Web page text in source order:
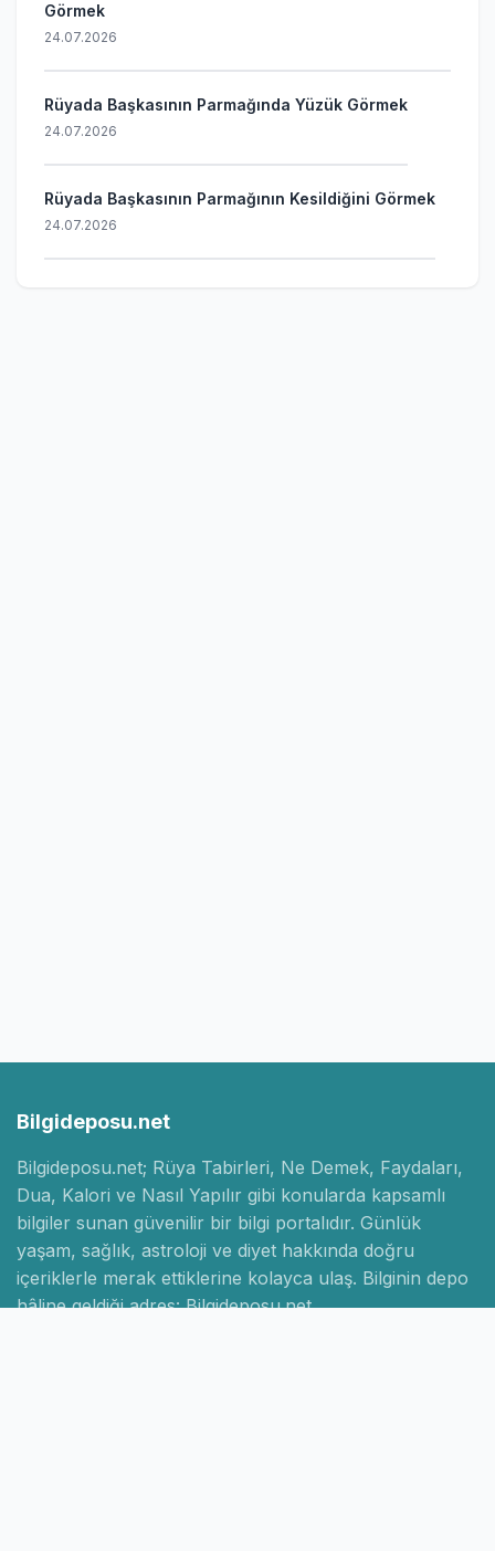
Görmek
24.07.2026
Rüyada Başkasının Parmağında Yüzük Görmek
24.07.2026
Rüyada Başkasının Parmağının Kesildiğini Görmek
24.07.2026
Bilgideposu.net
Bilgideposu.net; Rüya Tabirleri, Ne Demek, Faydaları,
Dua, Kalori ve Nasıl Yapılır gibi konularda kapsamlı
bilgiler sunan güvenilir bir bilgi portalıdır. Günlük
yaşam, sağlık, astroloji ve diyet hakkında doğru
içeriklerle merak ettiklerine kolayca ulaş. Bilginin depo
hâline geldiği adres: Bilgideposu.net.